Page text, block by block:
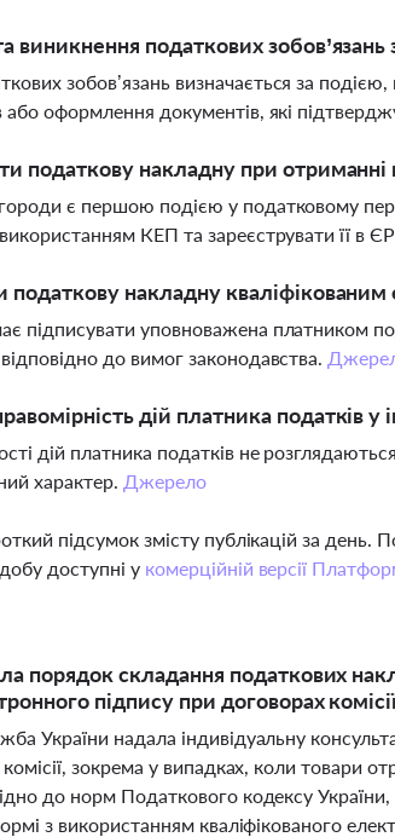
виникнення податкових
зобов’язань визначається за
або оформлення документів, які
податкову накладну при отриманні
є першою подією у податковому
КЕП та зареєструвати її в
податкову накладну
підписувати уповноважена платником
до вимог законодавства.
дій платника податків у
дій платника податків не
характер. Джерело
підсумок змісту публікацій за
доступні у комерційній версії
порядок складання податкових
підпису при договорах
України надала індивідуальну
зокрема у випадках, коли товари
до норм Податкового кодексу України,
з використанням кваліфікованого